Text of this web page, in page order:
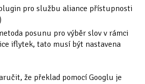
pro službu aliance přístupnosti
posunu pro výběr slov v rámci
iflytek, tato musí být nastavena
že překlad pomocí Googlu je